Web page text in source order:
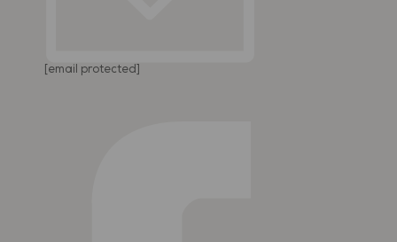
[email protected]